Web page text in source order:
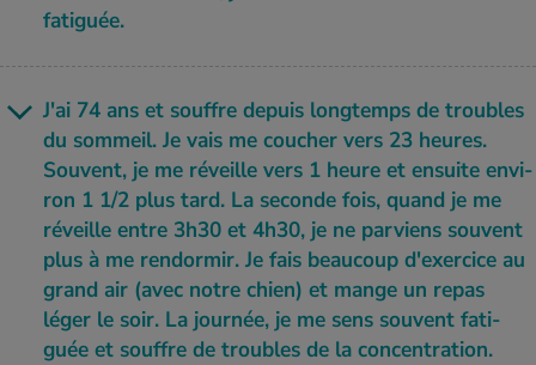
fati­guée.
J'ai 74 ans et souffre depuis long­temps de troubles
du som­meil. Je vais me cou­cher vers 23 heures.
Sou­vent, je me réveille vers 1 heure et ensuite envi­
ron 1 1/2 plus tard. La seconde fois, quand je me
réveille entre 3h30 et 4h30, je ne par­viens sou­vent
plus à me ren­dor­mir. Je fais beau­coup d'exer­cice au
grand air (avec notre chien) et mange un repas
léger le soir. La jour­née, je me sens sou­vent fati­
guée et souffre de troubles de la concen­tra­tion.